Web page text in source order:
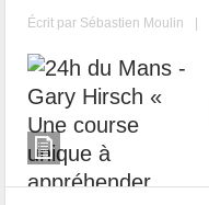
Écrit par Sébastien Moulin |